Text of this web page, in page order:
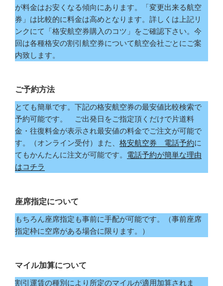
が料金はお安くなる傾向にあります。「変更出来る航空
券」は比較的に料金は高めとなります。詳しくは上記リ
ンクにて「格安航空券購入のコツ」をご確認下さい。今
回は各種格安の割引航空券について航空会社ごとにご案
内致します。
ご予約方法
とても簡単です。下記の格安航空券の最安値比較検索で
予約可能です。 ご出発日をご指定頂くだけで片道料
金・往復料金が表示され最安値の料金でご注文が可能で
す。（オンライン受付）また、 格安航空券 電話予約に
てもかんたんに注文が可能です。 電話予約が簡単な理由
はコチラ
座席指定について
もちろん座席指定も事前に手配が可能です。（事前座席
指定枠に空席がある場合に限ります。）
マイル加算について
割引運賃の種別により所定のマイルが適用加算されま